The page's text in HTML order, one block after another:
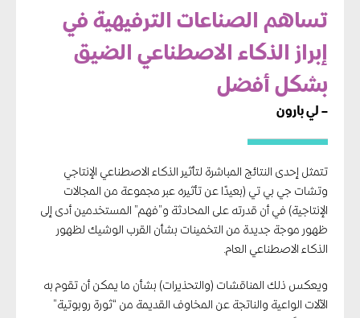
تساهم الصناعات الترفيهية في
إبراز الذكاء الاصطناعي الضيق
بشكل أفضل
– لي بارون
تتمثل إحدى النتائج المباشرة لتأثير الذكاء الاصطناعي الإنتاجي
وتشات جي بي تي (بعيدًا عن تأثيره عبر مجموعة من المجالات
الإنتاجية) في أن قدرته على المحادثة و”فهم” المستخدمين أدى إلى
ظهور موجة جديدة من التخمينات بشأن القرب الوشيك لظهور
الذكاء الاصطناعي العام.
ويعكس ذلك المناقشات (والتحذيرات) بشأن ما يمكن أن تقوم به
الآلات الواعية والناتجة عن المخاوف القديمة من “ثورة روبوتية”